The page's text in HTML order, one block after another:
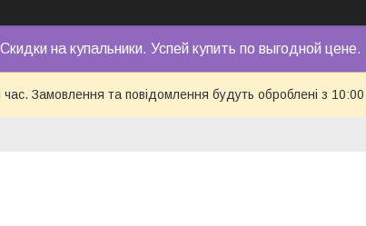
на купальники. Успей купить по выгодной цене.
час. Замовлення та повідомлення будуть оброблені з